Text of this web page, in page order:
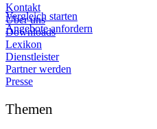
Vergleich starten
Angebote anfordern
Kontakt
Über uns
Downloads
Lexikon
Dienstleister
Partner werden
Presse
Themen